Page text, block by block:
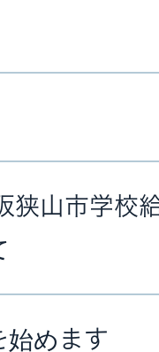
狭山市学校
始めます